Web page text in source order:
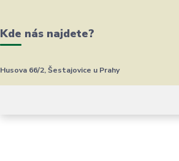
Kde nás najdete?
Husova 66/2, Šestajovice u Prahy